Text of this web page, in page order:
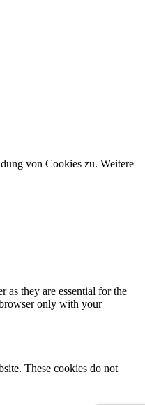
von Cookies zu. Weitere
as they are essential for the
only with your
These cookies do not